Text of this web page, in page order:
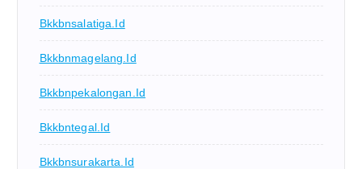
Bkkbnsalatiga.id
Bkkbnmagelang.id
Bkkbnpekalongan.id
Bkkbntegal.id
Bkkbnsurakarta.id